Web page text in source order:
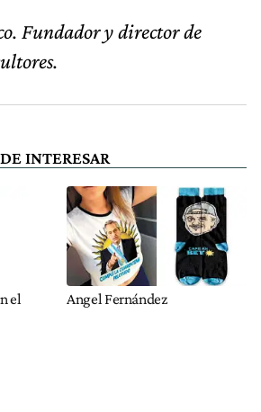
Fundador y director de
INTERESAR
el
Angel Fernández